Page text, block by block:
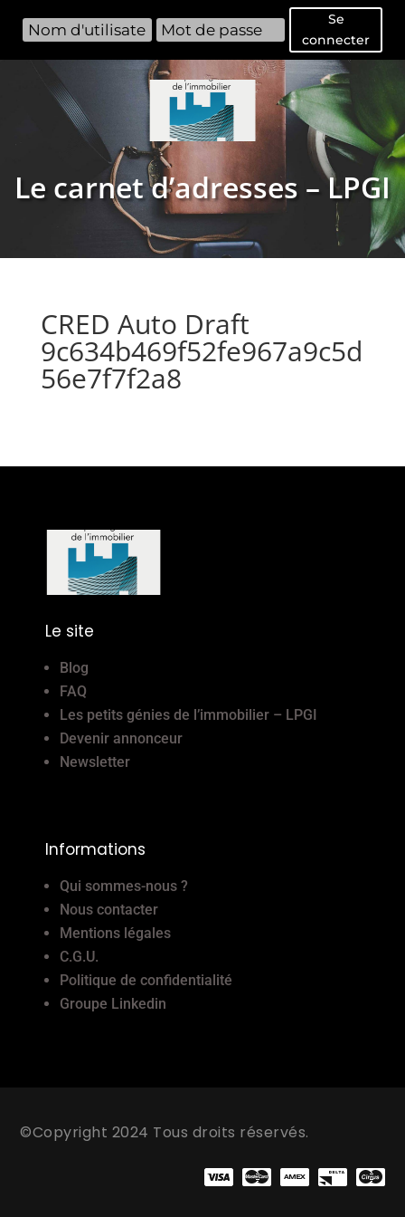
Se
connecter
Le carnet d’adresses – LPGI
CRED Auto Draft
9c634b469f52fe967a9c5d
56e7f7f2a8
Le site
Blog
FAQ
Les petits génies de l’immobilier – LPGI
Devenir annonceur
Newsletter
Informations
Qui sommes-nous ?
Nous contacter
Mentions légales
C.G.U.
Politique de confidentialité
Groupe Linkedin
©Copyright 2024 Tous droits réservés.